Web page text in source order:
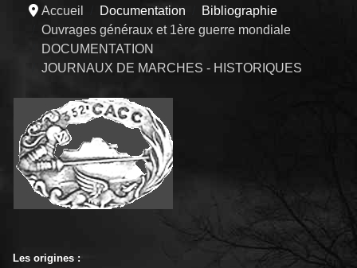
Accueil Documentation
Bibliographie
Ouvrages généraux et 1ère guerre mondiale
DOCUMENTATION
JOURNAUX DE MARCHES - HISTORIQUES
Les origines :